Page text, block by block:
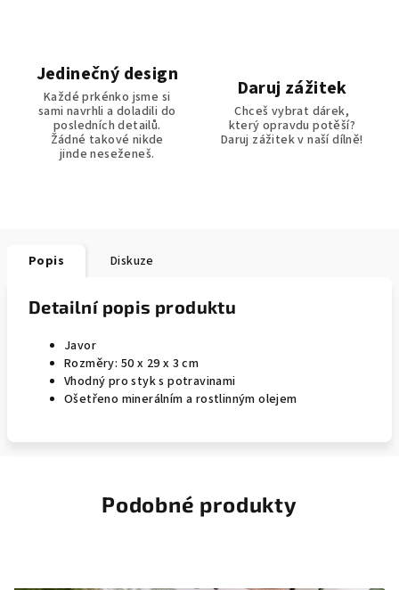
Jedinečný design
Každé prkénko jsme si
sami navrhli a doladili do
posledních detailů.
Žádné takové nikde
jinde neseženeš.
Daruj zážitek
Chceš vybrat dárek,
který opravdu potěší?
Daruj zážitek v naší dílně!
Popis Diskuze
Detailní popis produktu
Javor
Rozměry: 50 x 29 x 3 cm
Vhodný pro styk s potravinami
Ošetřeno minerálním a rostlinným olejem
Podobné produkty